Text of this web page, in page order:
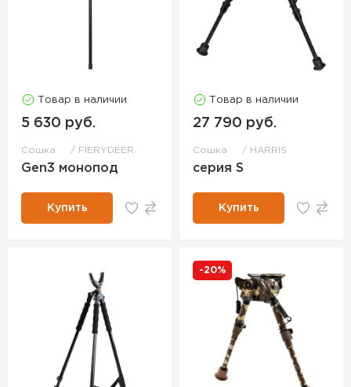
Товар в наличии
5 630 руб.
Сошка FIERYDEER
Gen3 монопод
Купить
Товар в наличии
27 790 руб.
Сошка HARRIS
серия S
Купить
-20%